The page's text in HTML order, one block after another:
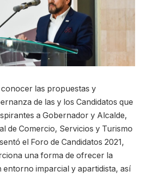
las propuestas y
de las y los Candidatos que
a Gobernador y Alcalde,
de Comercio, Servicios y Turismo
el Foro de Candidatos 2021,
una forma de ofrecer la
imparcial y apartidista, así